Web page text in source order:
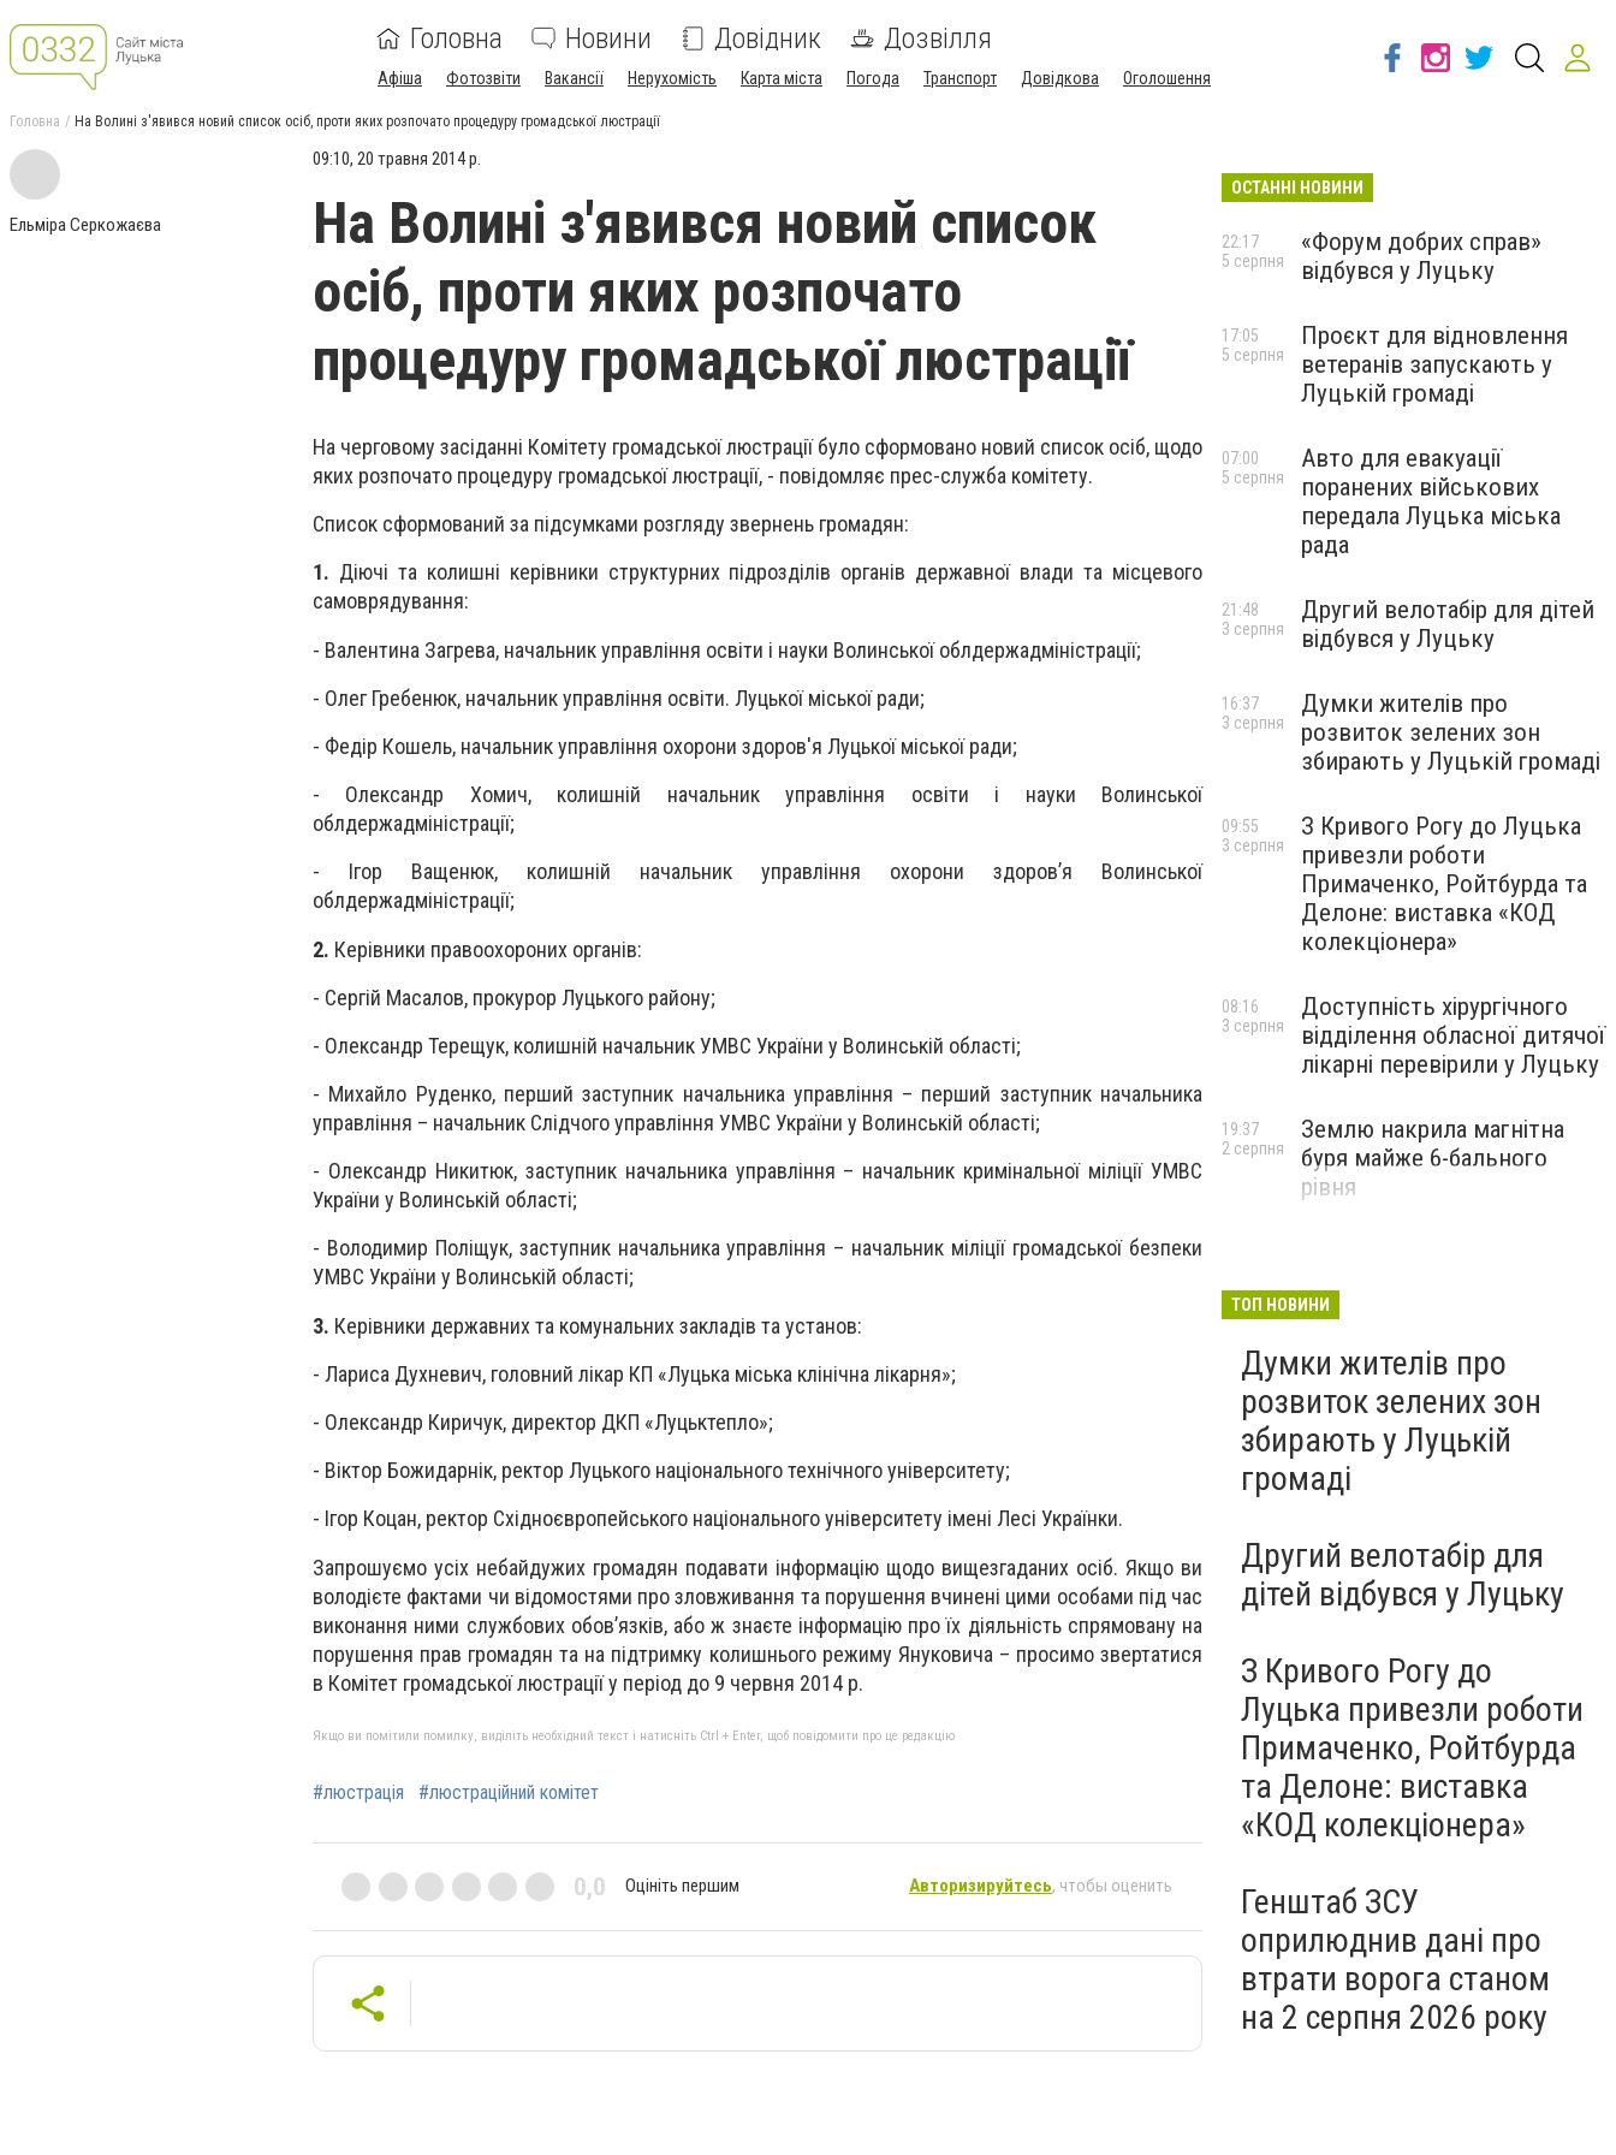
Головна Новини Довідник Дозвілля
Афіша Фотозвіти Вакансії Нерухомість Карта міста Погода Транспорт Довідкова Оголошення
Головна На Волині з'явився новий список осіб, проти яких розпочато процедуру громадської люстрації
Ельміра Серкожаєва
09:10, 20 травня 2014 р.
На Волині з'явився новий список
осіб, проти яких розпочато
процедуру громадської люстрації
На черговому засіданні Комітету громадської люстрації було сформовано новий список осіб, щодо
яких розпочато процедуру громадської люстрації, - повідомляє прес-служба комітету.
Список сформований за підсумками розгляду звернень громадян:
1. Діючі та колишні керівники структурних підрозділів органів державної влади та місцевого
самоврядування:
- Валентина Загрева, начальник управління освіти і науки Волинської облдержадміністрації;
- Олег Гребенюк, начальник управління освіти. Луцької міської ради;
- Федір Кошель, начальник управління охорони здоров'я Луцької міської ради;
- Олександр Хомич, колишній начальник управління освіти і науки Волинської
облдержадміністрації;
- Ігор Ващенюк, колишній начальник управління охорони здоров’я Волинської
облдержадміністрації;
2. Керівники правоохороних органів:
- Сергій Масалов, прокурор Луцького району;
- Олександр Терещук, колишній начальник УМВС України у Волинській області;
- Михайло Руденко, перший заступник начальника управління – перший заступник начальника
управління – начальник Слідчого управління УМВС України у Волинській області;
- Олександр Никитюк, заступник начальника управління – начальник кримінальної міліції УМВС
України у Волинській області;
- Володимир Поліщук, заступник начальника управління – начальник міліції громадської безпеки
УМВС України у Волинській області;
3. Керівники державних та комунальних закладів та установ:
- Лариса Духневич, головний лікар КП «Луцька міська клінічна лікарня»;
- Олександр Киричук, директор ДКП «Луцьктепло»;
- Віктор Божидарнік, ректор Луцького національного технічного університету;
- Ігор Коцан, ректор Східноєвропейського національного університету імені Лесі Українки.
Запрошуємо усіх небайдужих громадян подавати інформацію щодо вищезгаданих осіб. Якщо ви
володієте фактами чи відомостями про зловживання та порушення вчинені цими особами під час
виконання ними службових обов’язків, або ж знаєте інформацію про їх діяльність спрямовану на
порушення прав громадян та на підтримку колишнього режиму Януковича – просимо звертатися
в Комітет громадської люстрації у період до 9 червня 2014 р.
Якщо ви помітили помилку, виділіть необхідний текст і натисніть Ctrl + Enter, щоб повідомити про це редакцію
#люстрація #люстраційний комітет
0,0 Оцініть першим Авторизируйтесь, чтобы оценить
ОСТАННІ НОВИНИ
«Форум добрих справ»
відбувся у Луцьку
22:17
5 серпня
Проєкт для відновлення
ветеранів запускають у
Луцькій громаді
17:05
5 серпня
Авто для евакуації
поранених військових
передала Луцька міська
рада
07:00
5 серпня
Другий велотабір для дітей
відбувся у Луцьку
21:48
3 серпня
Думки жителів про
розвиток зелених зон
збирають у Луцькій громаді
16:37
3 серпня
З Кривого Рогу до Луцька
привезли роботи
Примаченко, Ройтбурда та
Делоне: виставка «КОД
колекціонера»
09:55
3 серпня
Доступність хірургічного
відділення обласної дитячої
лікарні перевірили у Луцьку
08:16
3 серпня
Землю накрила магнітна
буря майже 6-бального
рівня
19:37
2 серпня
ТОП НОВИНИ
Думки жителів про
розвиток зелених зон
збирають у Луцькій
громаді
Другий велотабір для
дітей відбувся у Луцьку
З Кривого Рогу до
Луцька привезли роботи
Примаченко, Ройтбурда
та Делоне: виставка
«КОД колекціонера»
Генштаб ЗСУ
оприлюднив дані про
втрати ворога станом
на 2 серпня 2026 року